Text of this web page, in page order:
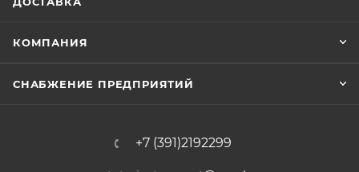
КОМПАНИЯ
СНАБЖЕНИЕ ПРЕДПРИЯТИЙ
+7 (391)2192299